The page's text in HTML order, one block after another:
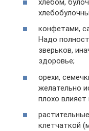
конфетами,
Надо
зверьков,
здоровье;
орехи,
желательно
плохо
клетчаткой